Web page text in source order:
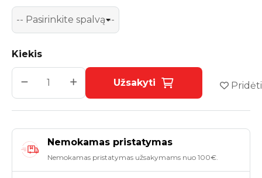
Kiekis
Užsakyti
Nemokamas pristatymas
Nemokamas pristatymas užsakymams nuo 100€.